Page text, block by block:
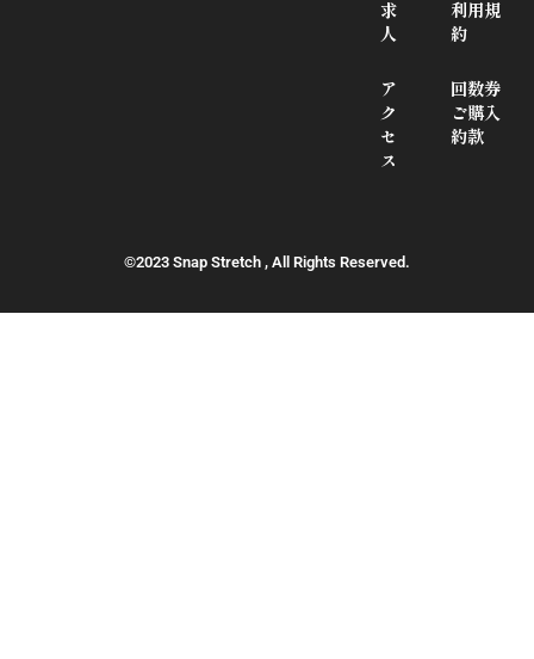
求
人
ア
ク
セ
ス
利用規
約
回数券
ご購入
約款
©2023 Snap Stretch , All Rights Reserved.